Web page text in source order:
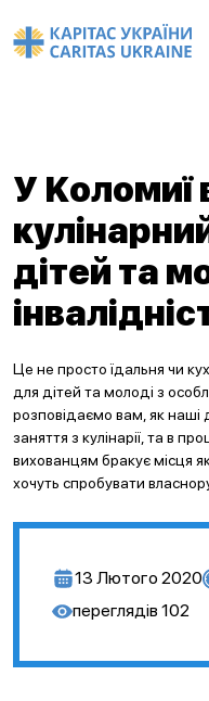
У Kоломиї
дітей та
Це не просто їдальня чи
для дітей та молоді з
розповідаємо вам, як наші
заняття з кулінарії, та в
вихованцям бракує місця як
хочуть спробувати
13 Лютого 2020
переглядів 102